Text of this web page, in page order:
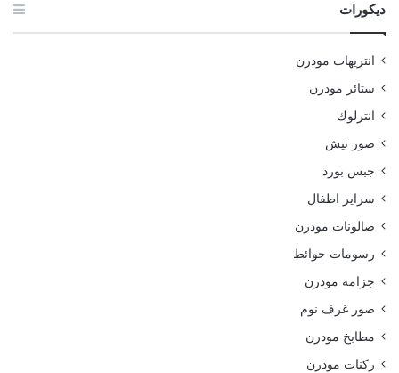
ديكورات
انتريهات مودرن
ستائر مودرن
انترلوك
صور نيش
جبس بورد
سراير اطفال
صالونات مودرن
رسومات حوائط
جزامة مودرن
صور غرف نوم
مطابخ مودرن
ركنات مودرن